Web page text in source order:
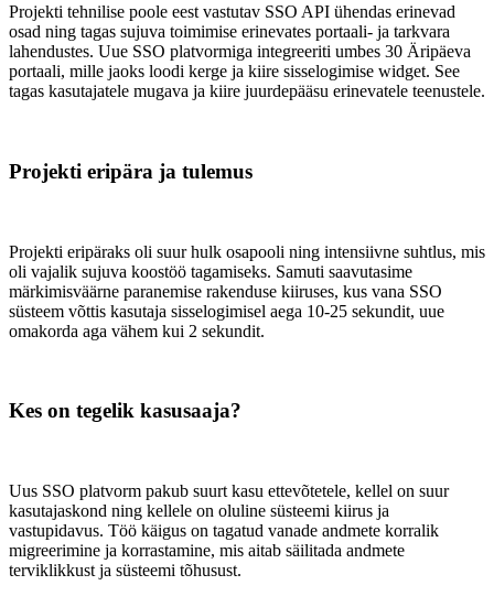
Projekti tehnilise poole eest vastutav SSO API ühendas erinevad
osad ning tagas sujuva toimimise erinevates portaali- ja tarkvara
lahendustes. Uue SSO platvormiga integreeriti umbes 30 Äripäeva
portaali, mille jaoks loodi kerge ja kiire sisselogimise widget. See
tagas kasutajatele mugava ja kiire juurdepääsu erinevatele teenustele.
Projekti eripära ja tulemus
Projekti eripäraks oli suur hulk osapooli ning intensiivne suhtlus, mis
oli vajalik sujuva koostöö tagamiseks. Samuti saavutasime
märkimisväärne paranemise rakenduse kiiruses, kus vana SSO
süsteem võttis kasutaja sisselogimisel aega 10-25 sekundit, uue
omakorda aga vähem kui 2 sekundit.
Kes on tegelik kasusaaja?
Uus SSO platvorm pakub suurt kasu ettevõtetele, kellel on suur
kasutajaskond ning kellele on oluline süsteemi kiirus ja
vastupidavus. Töö käigus on tagatud vanade andmete korralik
migreerimine ja korrastamine, mis aitab säilitada andmete
terviklikkust ja süsteemi tõhusust.